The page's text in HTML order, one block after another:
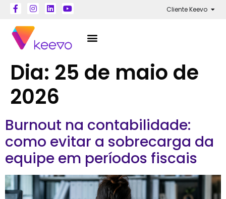
Cliente Keevo
Dia: 25 de maio de
2026
Burnout na contabilidade:
como evitar a sobrecarga da
equipe em períodos fiscais